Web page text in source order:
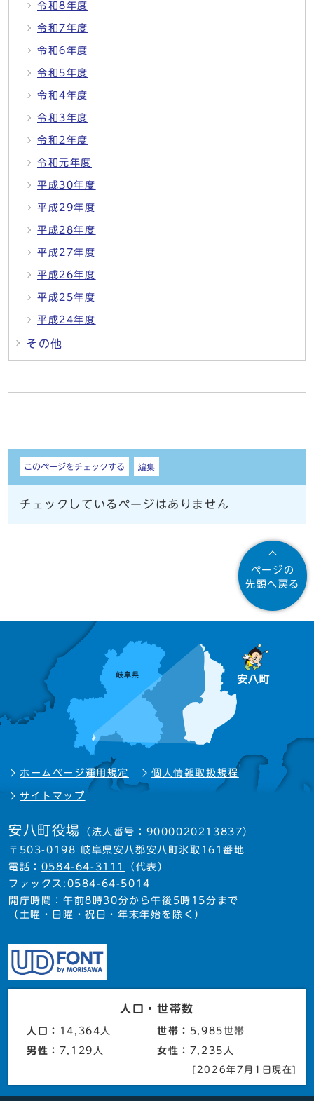
令和8年度
令和7年度
令和6年度
令和5年度
令和4年度
令和3年度
令和2年度
令和元年度
平成30年度
平成29年度
平成28年度
平成27年度
平成26年度
平成25年度
平成24年度
その他
しおり
このページをチェックする 編集
チェックしているページはありません
ページの
先頭へ戻る
ホームページ運用規定 個人情報取扱規程
サイトマップ
安八町役場 （法人番号：9000020213837）
〒503-0198 岐阜県安八郡安八町氷取161番地
電話： 0584-64-3111
（代表）
ファックス:0584-64-5014
開庁時間：午前8時30分から午後5時15分まで
（土曜・日曜・祝日・年末年始を除く）
人口・世帯数
人口： 14,364人 世帯： 5,985世帯
男性： 7,129人 女性： 7,235人
[2026年7月1日現在]